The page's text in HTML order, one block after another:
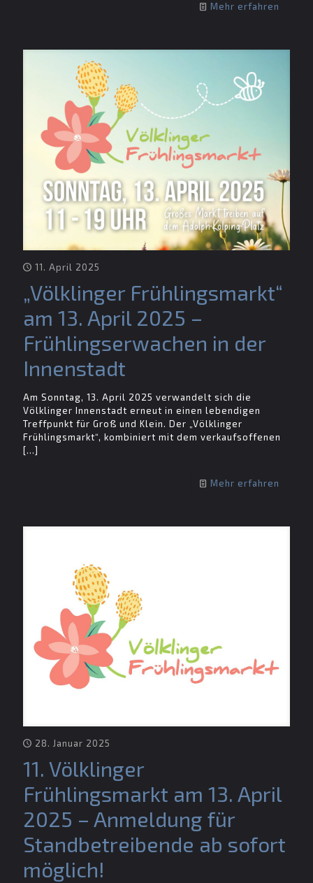
Mehr erfahren
11. April 2025
„Völklinger Frühlingsmarkt“
am 13. April 2025 –
Frühlingserwachen in der
Innenstadt
Am Sonntag, 13. April 2025 verwandelt sich die
Völklinger Innenstadt erneut in einen lebendigen
Treffpunkt für Groß und Klein. Der „Völklinger
Frühlingsmarkt“, kombiniert mit dem verkaufsoffenen
[…]
Mehr erfahren
28. Januar 2025
11. Völklinger
Frühlingsmarkt am 13. April
2025 – Anmeldung für
Standbetreibende ab sofort
möglich!